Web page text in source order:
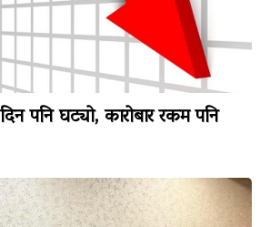
पनि घट्यो, कारोबार रकम पनि